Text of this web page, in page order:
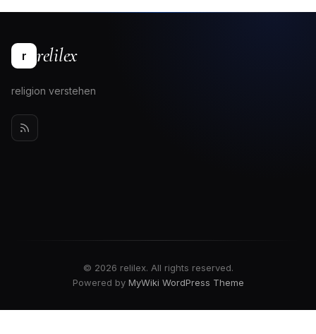
r relilex
religion verstehen
© 2026 relilex. All rights reserved.
Powered by MyWiki WordPress Theme